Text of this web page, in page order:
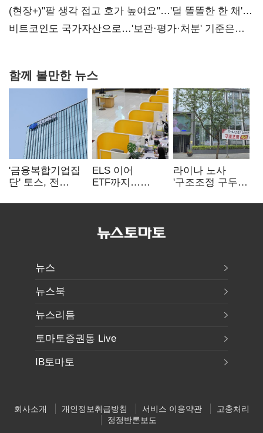
(현장+)"팔 생각 접고 호가 높여요"…'덜 똘똘한 한 채'
20억 키맞추기
비트코인도 국가자산으로…'보관·평가·처분' 기준은
함께 볼만한 뉴스
'금융복합기업집
단' 토스, 전
표준화
ELS 이어
ETF까지…
제동 걸린 은행
라이나 노사
'구조조정 구두
뉴스
뉴스북
뉴스리듬
토마토증권통 Live
IB토마토
회사소개 개인정보취급방침 서비스 이용약관
고충처리
정정반론보도